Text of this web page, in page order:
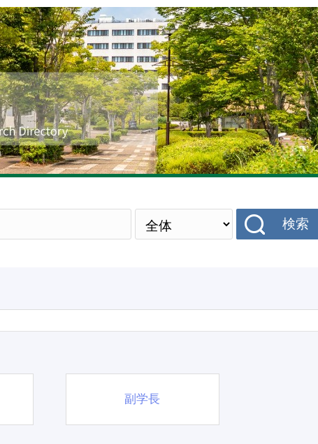
検索
副学長